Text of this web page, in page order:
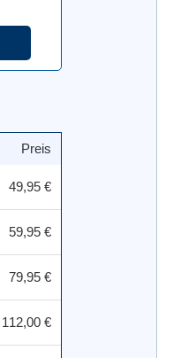
Preis
49,95 €
59,95 €
79,95 €
112,00 €